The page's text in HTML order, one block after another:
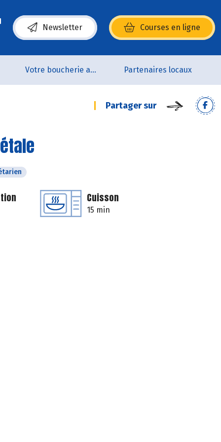
Newsletter Courses en ligne
(s’ouvre dans une nouvelle fenêtre)
Votre boucherie artisanale 100% bio et Origine France Partenaires locaux
Partager sur
Cuisson
15 min